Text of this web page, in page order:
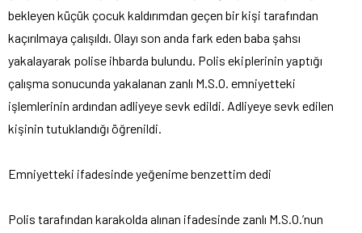
bekleyen küçük çocuk kaldırımdan geçen bir kişi tarafından
kaçırılmaya çalışıldı. Olayı son anda fark eden baba şahsı
yakalayarak polise ihbarda bulundu. Polis ekiplerinin yaptığı
çalışma sonucunda yakalanan zanlı M.S.O. emniyetteki
işlemlerinin ardından adliyeye sevk edildi. Adliyeye sevk edilen
kişinin tutuklandığı öğrenildi.
Emniyetteki ifadesinde yeğenime benzettim dedi
Polis tarafından karakolda alınan ifadesinde zanlı M.S.O.’nun